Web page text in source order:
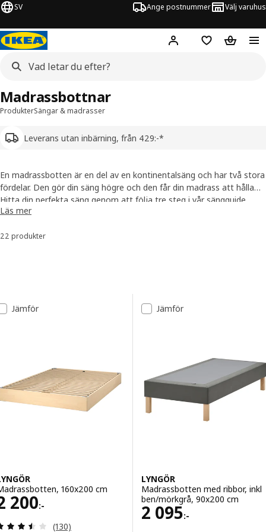
SV Ange postnummer Välj varuhus
Hej! Logga inInköpslistaVarukorg
ProdukterSängar & madrasser
Leverans utan inbärning, från 429:-*
Madrassbottnar
En madrassbotten är en del av en kontinentalsäng och har två stora
fördelar. Den gör din säng högre och den får din madrass att hålla
formen längre genom att fördela din kroppsvikt, ge extra stöd och
dämpa belastningen.
Hitta din perfekta säng genom att följa tre steg i vår sängguide
Få hjälp av en sängspecialist,
Läs mer
Sortera och filtrera
22 produkter
Lista över resultat
Jämför
160x200 cm
200:-
2200:-
Recensera: 3.5 utav 5 stjärnor. Totalt antal
(130)
Jämför
LYNGÖR
Madrassbotten med ribbor, inkl
ben/mörkgrå, 90x200 cm
2 095:-
Pris 2095:-